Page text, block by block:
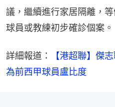
議，繼續進行家居隔離，
球員或教練初步確診個案。
詳細報道：
【港超聯】傑
為前西甲球員盧比度